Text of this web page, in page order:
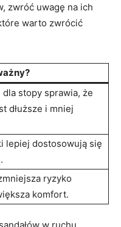
zwróć uwagę na ich
warto zwrócić
stopy sprawia, że
dłuższe i mniej
lepiej dostosowują się
ryzyko
komfort.